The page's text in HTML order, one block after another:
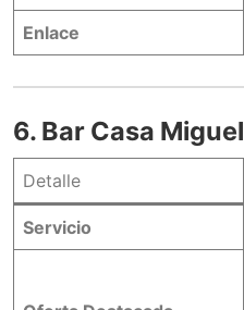
Enlace
6. Bar Casa Miguel
Detalle
Servicio